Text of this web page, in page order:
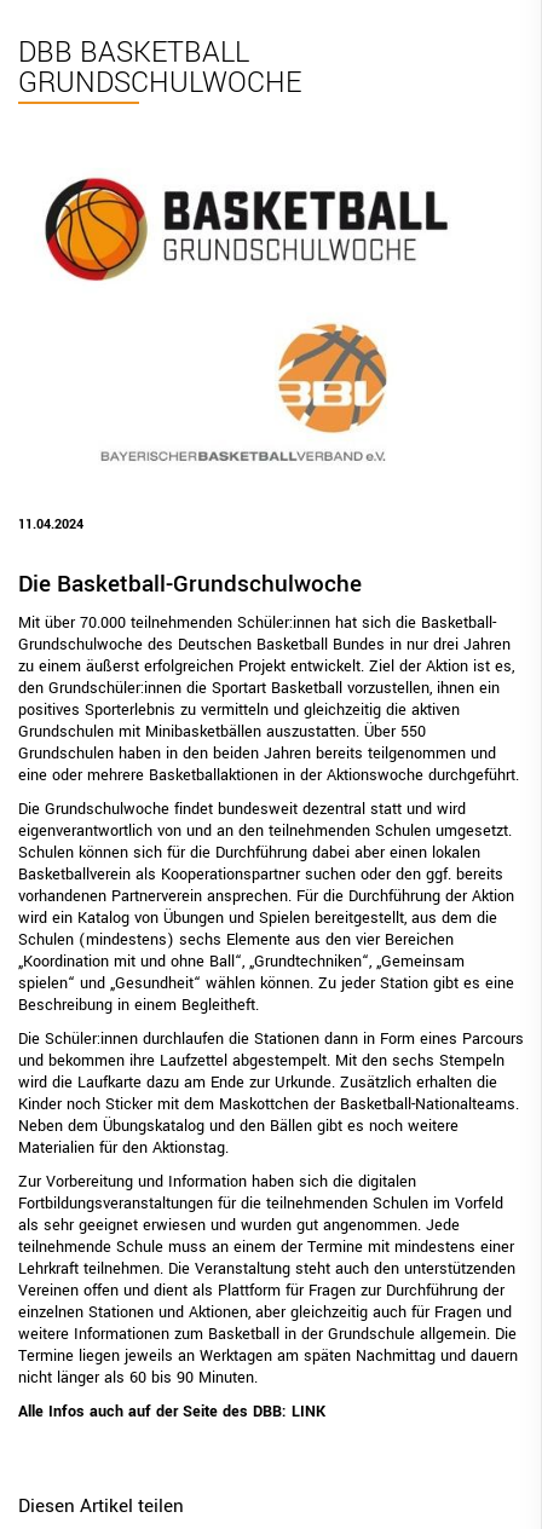
DBB BASKETBALL
GRUNDSCHULWOCHE
11.04.2024
Die Basketball-Grundschulwoche
Mit über 70.000 teilnehmenden Schüler:innen hat sich die Basketball-
Grundschulwoche des Deutschen Basketball Bundes in nur drei Jahren
zu einem äußerst erfolgreichen Projekt entwickelt. Ziel der Aktion ist es,
den Grundschüler:innen die Sportart Basketball vorzustellen, ihnen ein
positives Sporterlebnis zu vermitteln und gleichzeitig die aktiven
Grundschulen mit Minibasketbällen auszustatten. Über 550
Grundschulen haben in den beiden Jahren bereits teilgenommen und
eine oder mehrere Basketballaktionen in der Aktionswoche durchgeführt.
Die Grundschulwoche findet bundesweit dezentral statt und wird
eigenverantwortlich von und an den teilnehmenden Schulen umgesetzt.
Schulen können sich für die Durchführung dabei aber einen lokalen
Basketballverein als Kooperationspartner suchen oder den ggf. bereits
vorhandenen Partnerverein ansprechen. Für die Durchführung der Aktion
wird ein Katalog von Übungen und Spielen bereitgestellt, aus dem die
Schulen (mindestens) sechs Elemente aus den vier Bereichen
„Koordination mit und ohne Ball“, „Grundtechniken“, „Gemeinsam
spielen“ und „Gesundheit“ wählen können. Zu jeder Station gibt es eine
Beschreibung in einem Begleitheft.
Die Schüler:innen durchlaufen die Stationen dann in Form eines Parcours
und bekommen ihre Laufzettel abgestempelt. Mit den sechs Stempeln
wird die Laufkarte dazu am Ende zur Urkunde. Zusätzlich erhalten die
Kinder noch Sticker mit dem Maskottchen der Basketball-Nationalteams.
Neben dem Übungskatalog und den Bällen gibt es noch weitere
Materialien für den Aktionstag.
Zur Vorbereitung und Information haben sich die digitalen
Fortbildungsveranstaltungen für die teilnehmenden Schulen im Vorfeld
als sehr geeignet erwiesen und wurden gut angenommen. Jede
teilnehmende Schule muss an einem der Termine mit mindestens einer
Lehrkraft teilnehmen. Die Veranstaltung steht auch den unterstützenden
Vereinen offen und dient als Plattform für Fragen zur Durchführung der
einzelnen Stationen und Aktionen, aber gleichzeitig auch für Fragen und
weitere Informationen zum Basketball in der Grundschule allgemein. Die
Termine liegen jeweils an Werktagen am späten Nachmittag und dauern
nicht länger als 60 bis 90 Minuten.
Alle Infos auch auf der Seite des DBB: LINK
Diesen Artikel teilen
BBV Links
DIGITAL SCORE SHEET